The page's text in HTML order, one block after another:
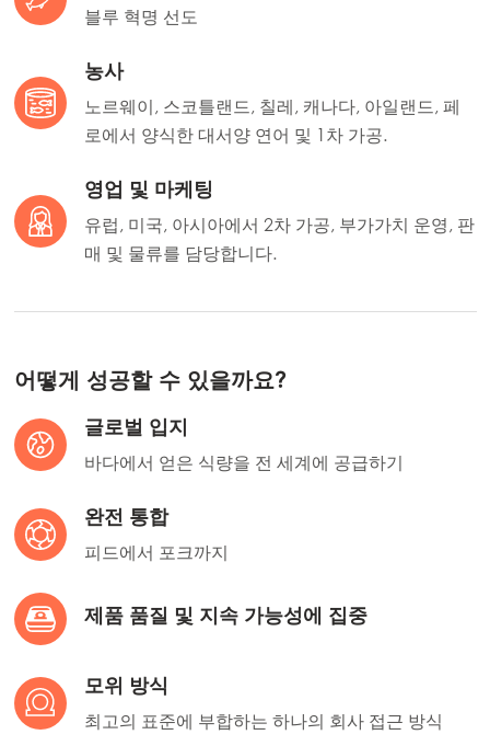
블루 혁명 선도
농사
노르웨이, 스코틀랜드, 칠레, 캐나다, 아일랜드, 페
로에서 양식한 대서양 연어 및 1차 가공.
영업 및 마케팅
유럽, 미국, 아시아에서 2차 가공, 부가가치 운영, 판
매 및 물류를 담당합니다.
어떻게 성공할 수 있을까요?
글로벌 입지
바다에서 얻은 식량을 전 세계에 공급하기
완전 통합
피드에서 포크까지
제품 품질 및 지속 가능성에 집중
모위 방식
최고의 표준에 부합하는 하나의 회사 접근 방식